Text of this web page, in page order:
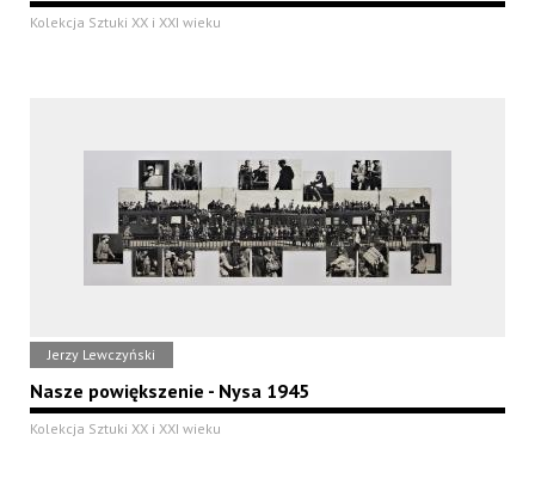
Kolekcja Sztuki XX i XXI wieku
Jerzy Lewczyński
Nasze powiększenie - Nysa 1945
Kolekcja Sztuki XX i XXI wieku